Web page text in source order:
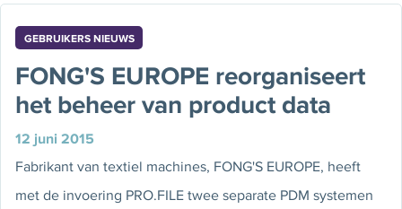
GEBRUIKERS NIEUWS
FONG'S EUROPE reorganiseert
het beheer van product data
12 juni 2015
Fabrikant van textiel machines, FONG'S EUROPE, heeft
met de invoering PRO.FILE twee separate PDM systemen